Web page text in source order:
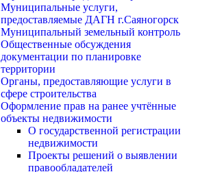
Муниципальные услуги,
предоставляемые ДАГН г.Саяногорск
Муниципальный земельный контроль
Общественные обсуждения
документации по планировке
территории
Органы, предоставляющие услуги в
сфере строительства
Оформление прав на ранее учтённые
объекты недвижимости
О государственной регистрации
недвижимости
Проекты решений о выявлении
правообладателей